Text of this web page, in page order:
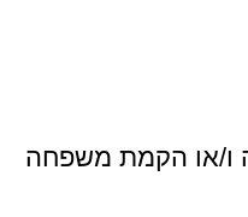
ו/או הקמת משפחה